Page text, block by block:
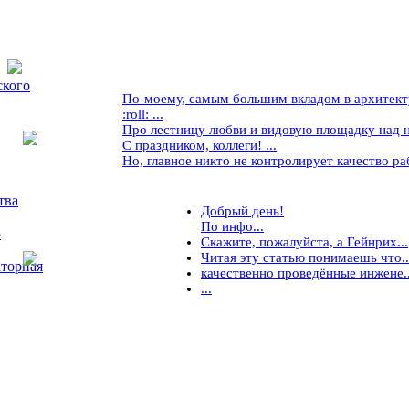
По-моему, самым большим вкладом в
:roll: ...
Про лестницу любви и видовую площадку над
С праздником, коллеги! ...
Но, главное никто не контролирует качество
Добрый день!
По инфо...
Скажите, пожалуйста, а Гейнрих...
Читая эту статью понимаешь
качественно проведённые
...